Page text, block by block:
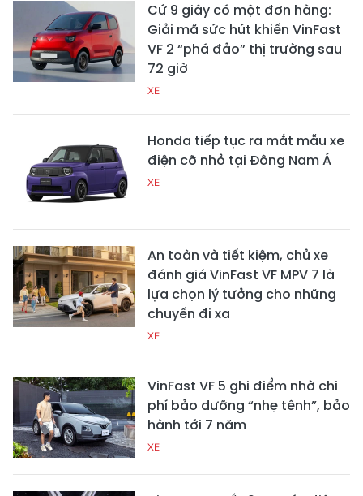
Cứ 9 giây có một đơn hàng:
Giải mã sức hút khiến VinFast
VF 2 “phá đảo” thị trường sau
72 giờ
XE
Honda tiếp tục ra mắt mẫu xe
điện cỡ nhỏ tại Đông Nam Á
XE
An toàn và tiết kiệm, chủ xe
đánh giá VinFast VF MPV 7 là
lựa chọn lý tưởng cho những
chuyến đi xa
XE
VinFast VF 5 ghi điểm nhờ chi
phí bảo dưỡng “nhẹ tênh”, bảo
hành tới 7 năm
XE